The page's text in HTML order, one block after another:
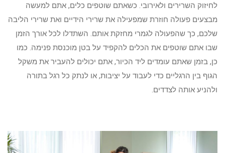
לחיזוק השרירים ולאירובי. כשאתם שוטפים כלים, אתם למעשה
מבצעים פעולה חוזרת שמפעילה את שרירי הידיים ואת שרירי הליבה
שלכם, כך שהפעולה לגמרי מחזקת אותם. השתדלו לכל אורך הזמן
שבו אתם שוטפים את הכלים להקפיד על בטן מוכנסת פנימה. כמו
כן, בזמן שאתם עומדים ליד הכיור, אתם יכולים להעביר את משקל
הגוף בין הרגליים כדי לעבוד על יציבות, או לנתק כל רגל בתורה
ולהניע אותה לצדדים.